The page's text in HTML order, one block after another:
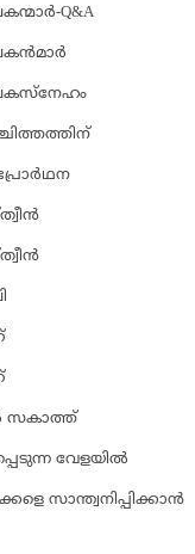
Q&A
സകാത്ത്‌
വേളയില്‍
സാന്ത്വനിപ്പിക്കാന്‍